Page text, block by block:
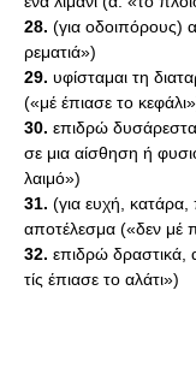
28. (για οδοιπόρους)
ρεματιά»)
29. υφίσταμαι τη
(«μέ έπιασε το
30. επιδρώ
σε μια αίσθηση ή
λαιμό»)
31. (για ευχή,
αποτέλεσμα («δεν μέ
32. επιδρώ δραστικά,
τίς έπιασε το αλάτι»)